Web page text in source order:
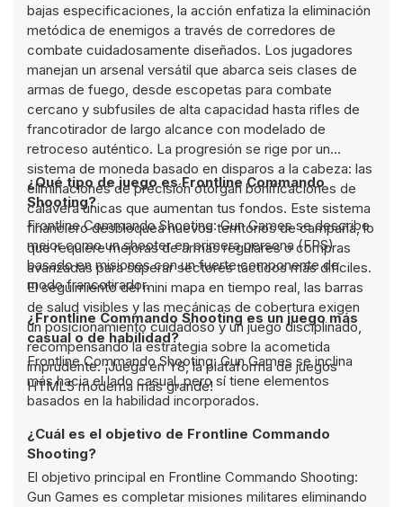
bajas especificaciones, la acción enfatiza la eliminación
metódica de enemigos a través de corredores de
combate cuidadosamente diseñados. Los jugadores
manejan un arsenal versátil que abarca seis clases de
armas de fuego, desde escopetas para combate
cercano y subfusiles de alta capacidad hasta rifles de
francotirador de largo alcance con modelado de
retroceso auténtico. La progresión se rige por un
sistema de moneda basado en disparos a la cabeza: las
eliminaciones de precisión otorgan bonificaciones de
calavera únicas que aumentan tus fondos. Este sistema
financiero desbloquea nuevos territorios de campaña, lo
que requiere mejoras de armas regulares o compras
avanzadas para superar sectores tácticos más difíciles.
El seguimiento del mini mapa en tiempo real, las barras
de salud visibles y las mecánicas de cobertura exigen
un posicionamiento cuidadoso y un juego disciplinado,
recompensando la estrategia sobre la acometida
imprudente. ¡Juega en Y8, la plataforma de juegos
HTML5 moderna más grande!
¿Qué tipo de juego es Frontline Commando
Shooting?
Frontline Commando Shooting: Gun Games se describe
mejor como un shooter en primera persona (FPS)
basado en misiones con un fuerte componente de
modo francotirador.
¿Frontline Commando Shooting es un juego más
casual o de habilidad?
Frontline Commando Shooting: Gun Games se inclina
más hacia el lado casual, pero sí tiene elementos
basados en la habilidad incorporados.
¿Cuál es el objetivo de Frontline Commando
Shooting?
El objetivo principal en Frontline Commando Shooting:
Gun Games es completar misiones militares eliminando